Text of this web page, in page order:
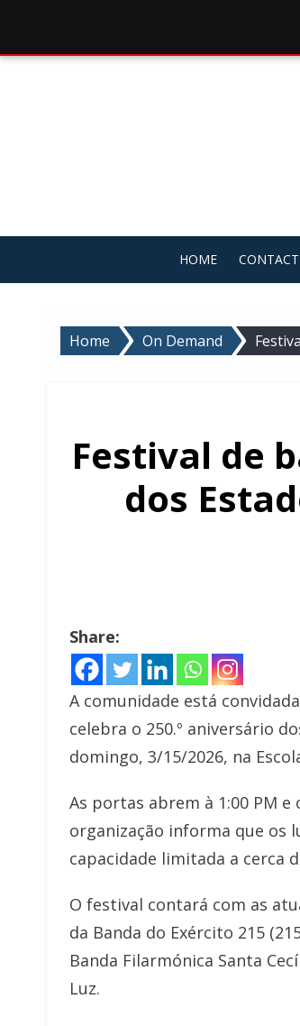
HOME CONTACT
Home On Demand
Festival de
dos
Share:
A comunidade está
celebra o 250.º aniversário
domingo, 3/15/2026, na
As portas abrem à 1:00 PM
organização informa que os
capacidade limitada a cerca
O festival contará com as
da Banda do Exército 215
Banda Filarmónica Santa
Luz.